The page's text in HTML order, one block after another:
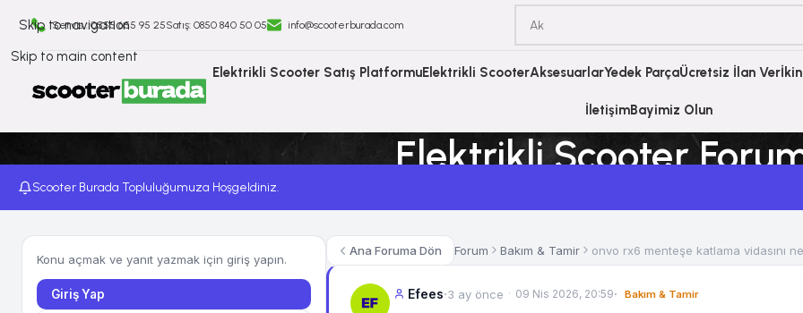
Skip to navigation
Skip to main content
Servis : 0555 655 95 25Satış: ⁠0850 840 50 05 info@scooterburada.com
Elektrikli Scooter Satış PlatformuElektrikli ScooterAksesuarlarYedek ParçaÜcretsiz İlan Ver
İletişimBayimiz Olun
Elektrikli Scooter
Scooter Burada Topluluğumuza Hoşgeldiniz.
Konu açmak ve yanıt yazmak için giriş yapın.
Giriş Yap
Ana Foruma Dön Forum Bakım & Tamir onvo rx6 menteşe katlama vidasını
Efees·3 ay önce 09 Nis 2026, 20:59· Bakım & Tamir